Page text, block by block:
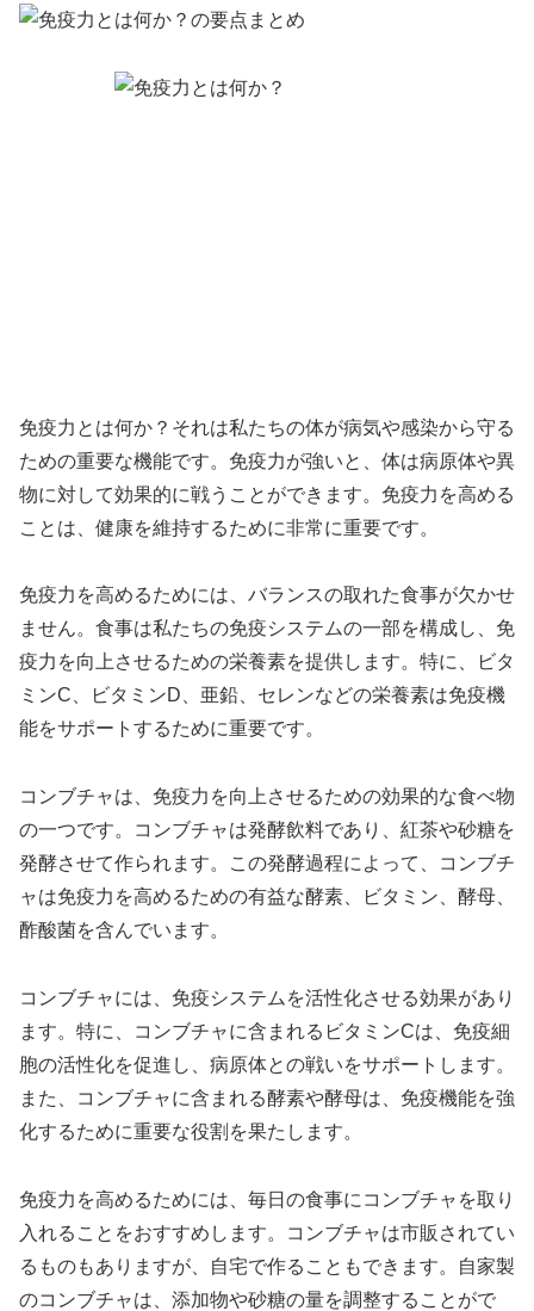
免疫力とは何か？それは私たちの体が病気や感染から守る
ための重要な機能です。免疫力が強いと、体は病原体や異
物に対して効果的に戦うことができます。免疫力を高める
ことは、健康を維持するために非常に重要です。
免疫力を高めるためには、バランスの取れた食事が欠かせ
ません。食事は私たちの免疫システムの一部を構成し、免
疫力を向上させるための栄養素を提供します。特に、ビタ
ミンC、ビタミンD、亜鉛、セレンなどの栄養素は免疫機
能をサポートするために重要です。
コンブチャは、免疫力を向上させるための効果的な食べ物
の一つです。コンブチャは発酵飲料であり、紅茶や砂糖を
発酵させて作られます。この発酵過程によって、コンブチ
ャは免疫力を高めるための有益な酵素、ビタミン、酵母、
酢酸菌を含んでいます。
コンブチャには、免疫システムを活性化させる効果があり
ます。特に、コンブチャに含まれるビタミンCは、免疫細
胞の活性化を促進し、病原体との戦いをサポートします。
また、コンブチャに含まれる酵素や酵母は、免疫機能を強
化するために重要な役割を果たします。
免疫力を高めるためには、毎日の食事にコンブチャを取り
入れることをおすすめします。コンブチャは市販されてい
るものもありますが、自宅で作ることもできます。自家製
のコンブチャは、添加物や砂糖の量を調整することがで